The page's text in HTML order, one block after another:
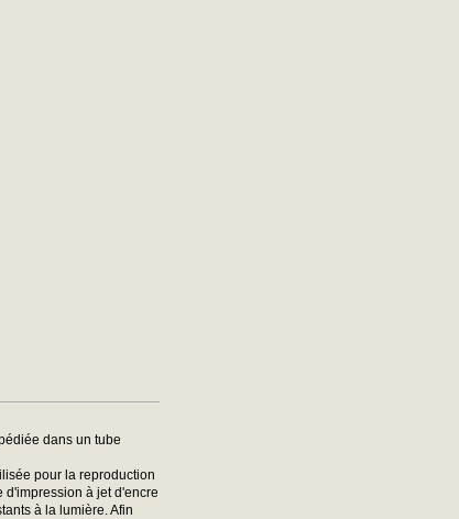
dans un tube
pour la reproduction
d'impression à jet d'encre
à la lumière. Afin